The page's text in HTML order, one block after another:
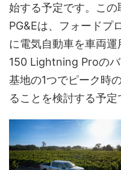
始する予定です。この
PG&Eは、フォードプ
に電気自動車を車両
150 Lightning Proの
基地の1つでピーク時
ることを検討する予定